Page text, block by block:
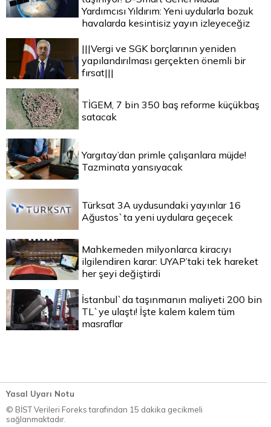
Yardımcısı Yıldırım: Yeni uydularla bozuk
havalarda kesintisiz yayın izleyeceğiz
|||Vergi ve SGK borçlarının yeniden
yapılandırılması gerçekten önemli bir
fırsat|||
TİGEM, 7 bin 350 baş reforme küçükbaş
satacak
Yargıtay’dan primle çalışanlara müjde!
Tazminata yansıyacak
Türksat 3A uydusundaki yayınlar 16
Ağustos`ta yeni uydulara geçecek
Mahkemeden milyonlarca kiracıyı
ilgilendiren karar: UYAP’taki tek hareket
her şeyi değiştirdi
İstanbul`da taşınmanın maliyeti 200 bin
TL`ye ulaştı! İşte kalem kalem tüm
masraflar
Yasal Uyarı Notu
© BİST Verileri Foreks tarafından 15 dakika gecikmeli
sağlanmaktadır.